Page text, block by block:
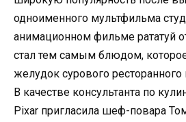
одноименного мультфильма
анимационном фильме рататуй
стал тем самым блюдом,
желудок сурового ресторанного
В качестве консультанта по
Pixar пригласила шеф-повара